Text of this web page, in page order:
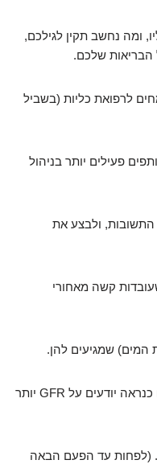
ומה נחשב תקין לגילכם,
הבריאות שלכם.
לרפואת כליות (בשביל
פעילים יותר בניהול
התשובות, ולבצע את
קשה מאחורי
המים) שמגיעים להן.
ועכשיו, אחרי שקראתם את כל זה, אתם כנראה יודעים על GFR יותר
(לפחות עד הפעם הבאה